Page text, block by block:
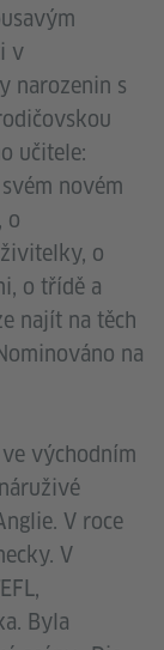
v
narozenin s
učitele:
novém
o
o
o třídě a
najít na těch
na
východním
V roce
V
Byla